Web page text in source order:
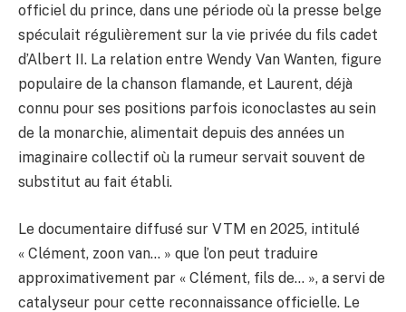
officiel du prince, dans une période où la presse belge
spéculait régulièrement sur la vie privée du fils cadet
d’Albert II. La relation entre Wendy Van Wanten, figure
populaire de la chanson flamande, et Laurent, déjà
connu pour ses positions parfois iconoclastes au sein
de la monarchie, alimentait depuis des années un
imaginaire collectif où la rumeur servait souvent de
substitut au fait établi.
Le documentaire diffusé sur VTM en 2025, intitulé
« Clément, zoon van… » que l’on peut traduire
approximativement par « Clément, fils de… », a servi de
catalyseur pour cette reconnaissance officielle. Le